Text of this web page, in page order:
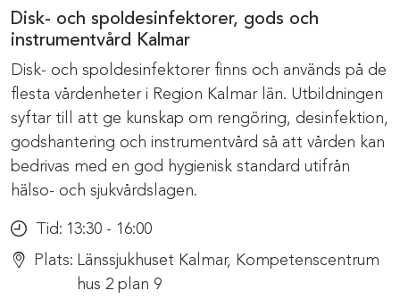
Disk- och spoldesinfektorer, gods och
instrumentvård Kalmar
Disk- och spoldesinfektorer finns och används på de
flesta vårdenheter i Region Kalmar län. Utbildningen
syftar till att ge kunskap om rengöring, desinfektion,
godshantering och instrumentvård så att vården kan
bedrivas med en god hygienisk standard utifrån
hälso- och sjukvårdslagen.
Tid: 13:30 - 16:00
Plats: Länssjukhuset Kalmar, Kompetenscentrum
hus 2 plan 9